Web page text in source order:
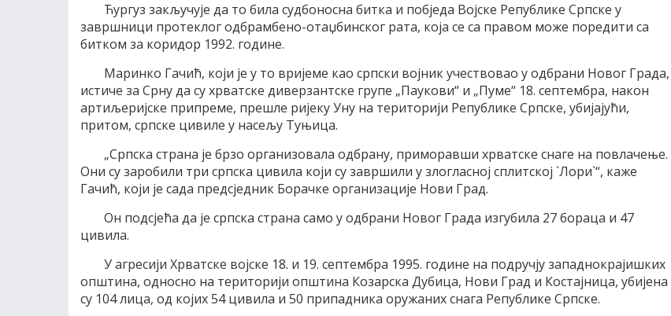
Ћургуз закључује да то била судбоносна битка и побједа Војске Републике Српске у
завршници протеклог одбрамбено-отаџбинског рата, која се са правом може поредити са
битком за коридор 1992. године.
Маринко Гачић, који је у то вријеме као српски војник учествовао у одбрани Новог Града,
истиче за Срну да су хрватске диверзантске групе „Паукови“ и „Пуме“ 18. септембра, након
артиљеријске припреме, прешле ријеку Уну на територији Републике Српске, убијајући,
притом, српске цивиле у насељу Туњица.
„Српска страна је брзо организовала одбрану, приморавши хрватске снаге на повлачење.
Они су заробили три српска цивила који су завршили у злогласној сплитској `Лори`“, каже
Гачић, који је сада предсједник Борачке организације Нови Град.
Он подсјећа да је српска страна само у одбрани Новог Града изгубила 27 бораца и 47
цивила.
У агресији Хрватске војске 18. и 19. септембра 1995. године на подручју западнокрајишких
општина, односно на територији општина Козарска Дубица, Нови Град и Костајница, убијена
су 104 лица, од којих 54 цивила и 50 припадника оружаних снага Републике Српске.